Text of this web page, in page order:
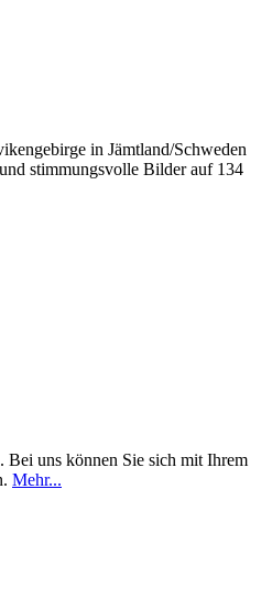
in Jämtland/Schweden
stimmungsvolle Bilder auf 134
Bei uns können Sie sich mit Ihrem
Mehr...